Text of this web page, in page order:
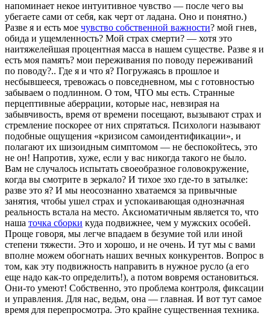
напоминает некое интуитивное чувство — после чего вы
убегаете сами от себя, как черт от ладана. Оно и понятно.)
Разве я и есть мое чувство собственной важности? мой гнев,
обида и ущемленность? Мой страх смерти? — хотя это
наитяжелейшая процентная масса в нашем существе. Разве я и
есть моя память? мои переживания по поводу переживаний
по поводу?.. Где я и что я? Погружаясь в прошлое и
несбывшееся, тревожась о повседневном, мы с готовностью
забываем о подлинном. О том, ЧТО мы есть. Странные
перцептивные аберрации, которые нас, невзирая на
забывчивость, время от времени посещают, вызывают страх и
стремление поскорее от них спрятаться. Психологи называют
подобные ощущения «кризисом самоидентификации», и
полагают их шизоидным симптомом — не беспокойтесь, это
не он! Напротив, хуже, если у вас никогда такого не было.
Вам не случалось испытать своеобразное головокружение,
когда вы смотрите в зеркало? И тихое эхо где-то в затылке:
разве это я? И мы неосознанно хватаемся за привычные
занятия, чтобы ушел страх и успокаивающая однозначная
реальность встала на место. Аксиоматичным является то, что
наша точка сборки куда подвижнее, чем у мужских особей.
Проще говоря, мы легче впадаем в безумие той или иной
степени тяжести. Это и хорошо, и не очень. И тут мы с вами
вполне можем обогнать наших вечных конкурентов. Вопрос в
том, как эту подвижность направить в нужное русло (а его
еще надо как-то определить!), а потом вовремя остановиться.
Они-то умеют! Собственно, это проблема контроля, фиксации
и управления. Для нас, ведьм, она — главная. И вот тут самое
время для перепросмотра. Это крайне существенная техника.